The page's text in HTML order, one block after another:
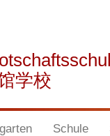
学校
Schule